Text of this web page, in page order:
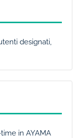
designati,
in AYAMA